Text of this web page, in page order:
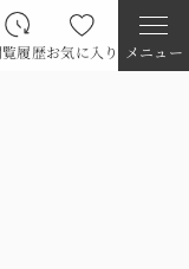
覧履歴お気に入り メニュー